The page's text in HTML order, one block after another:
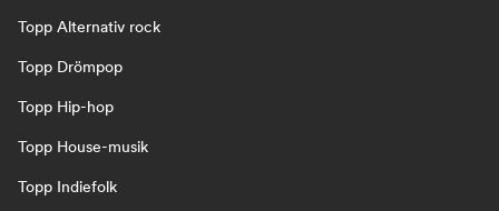
Topp Alternativ rock
Topp Drömpop
Topp Hip-hop
Topp House-musik
Topp Indiefolk